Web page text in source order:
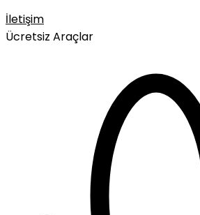
İletişim
Ücretsiz Araçlar